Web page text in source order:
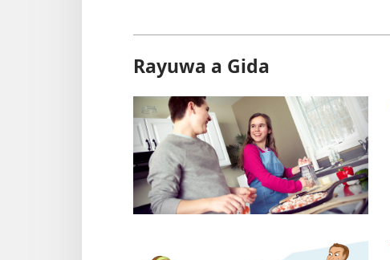
Rayuwa a Gida